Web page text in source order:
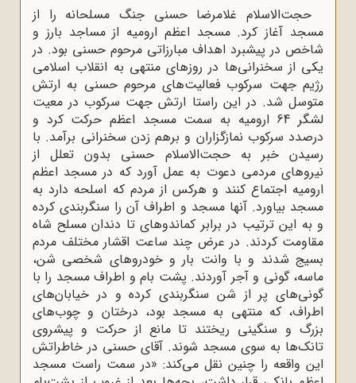
حجت‌الاسلام غلامرضا حسنی جنگ مسلحانه را از
مسجد آغاز کرد. مسجد اعظم ارومیه از مساجد بارز و
شاخص در پیشبرد اهداف مبارزاتی مرحوم حسنی بود. در
یکی از سخنرانی‌ها در روزهای منتهی به انقلاب اسلامی
رژیم جهت سرکوب فعالیت‌های مرحوم حسنی به ارتش
متوسل شد. در این راستا ارتش جهت سرکوب در معیت
لشگر 64 ارومیه به سمت مسجد اعظم حرکت کرد و
درصدد سرکوب نمازگزاران و برهم زدن سخنرانی برآمد. با
رسیدن خبر به حجت‌الاسلام حسنی بدون تعلل از
نیروهاى مردمی دعوت به عمل آورد که در مسجد اعظم
ارومیه اجتماع کنند و هرکس از مردم که اسلحه دارد به
مسجد بیاورد. آنها مسجد و اطراف آن را سنگربندى کرده
و به این ترتیب در برابر کماندوهاى تا دندان مسلح شاه
مقاومت کردند. در عرض چند ساعت اقشار مختلف مردم
بسیج شدند و با وانت بار و خودروهاى شخصى شن،
ماسه، گونى و آجر آوردند. پشت بام و اطراف مسجد را با
گونى‌هاى پر از شن سنگربندى کرده و در خیابان‌هاى
اطراف، که منتهى به مسجد بود، درختان و چوب‌هاى
بزرگ و سنگینى ریختند تا مانع از حرکت و پیشروى
تانک‌ها به سوى مسجد شوند. آقای حسنی در خاطراتش
این واقعه را چنین نقل می‌کند: «در سمت راست مسجد